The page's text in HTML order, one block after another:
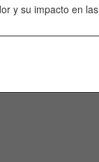
y su impacto en las